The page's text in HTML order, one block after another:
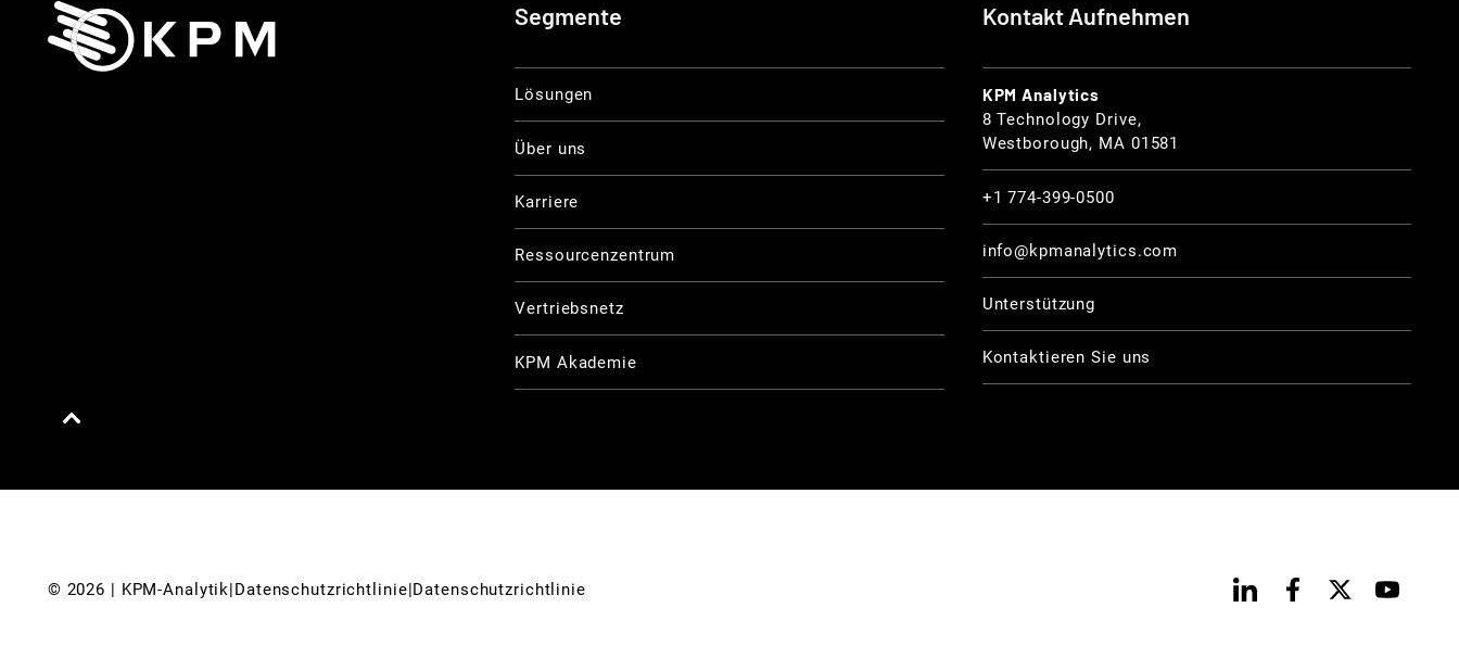
Segmente
Lösungen
Über uns
Karriere
Ressourcenzentrum
Vertriebsnetz
KPM Akademie
Kontakt Aufnehmen
KPM Analytics
8 Technology Drive,
Westborough, MA 01581
+1 774-399-0500
info@kpmanalytics.com
Unterstützung
Kontaktieren Sie uns
© 2026 | KPM-Analytik|Datenschutzrichtlinie|Datenschutzrichtlinie